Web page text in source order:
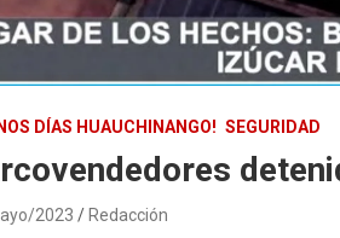
DÍAS HUAUCHINANGO! SEGURIDAD
2023 Redacción